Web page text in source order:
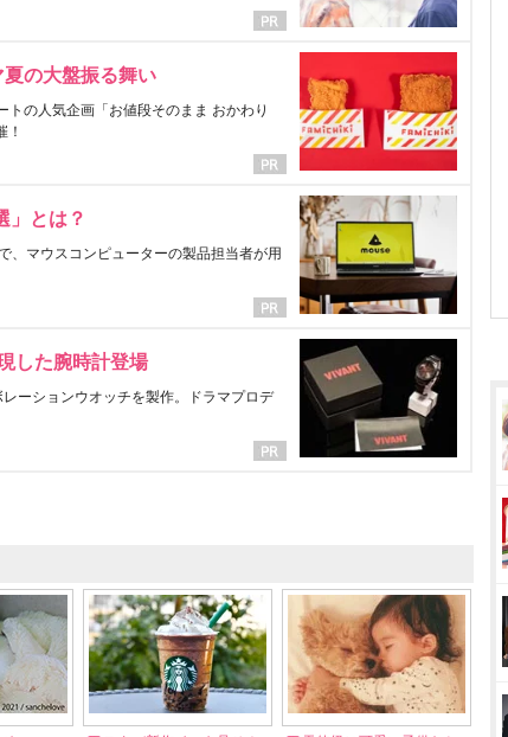
の大盤振る舞い
の人気企画「お値段そのまま おかわり
！
」とは？
、マウスコンピューターの製品担当者が用
した腕時計登場
ーションウオッチを製作。ドラマプロデ